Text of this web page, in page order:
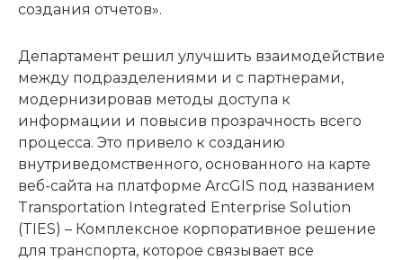
создания отчетов».
Департамент решил улучшить взаимодействие
между подразделениями и с партнерами,
модернизировав методы доступа к
информации и повысив прозрачность всего
процесса. Это привело к созданию
внутриведомственного, основанного на карте
веб-сайта на платформе ArcGIS под названием
Transportation Integrated Enterprise Solution
(TIES) – Комплексное корпоративное решение
для транспорта, которое связывает все